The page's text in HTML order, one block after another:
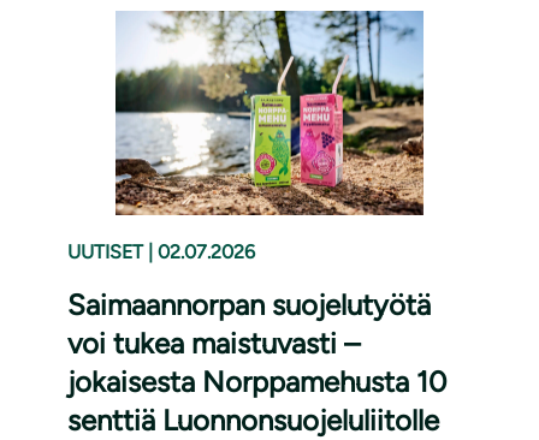
UUTISET 02.07.2026
Saimaannorpan suojelutyötä
voi tukea maistuvasti –
jokaisesta Norppamehusta 10
senttiä Luonnonsuojeluliitolle